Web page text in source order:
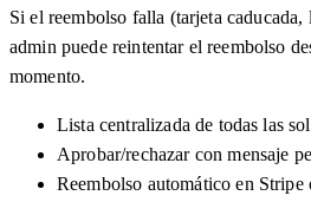
Si el reembolso falla (tarjeta
admin puede reintentar el reembolso
momento.
Lista centralizada de todas las
Aprobar/rechazar con mensaje
Reembolso automático en Stripe